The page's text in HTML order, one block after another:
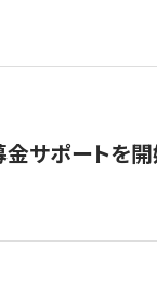
ポートを開